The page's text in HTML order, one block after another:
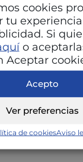
cookies
tu
Si
o
Aceptar
Acepto
Ver preferencias
de cookiesAviso